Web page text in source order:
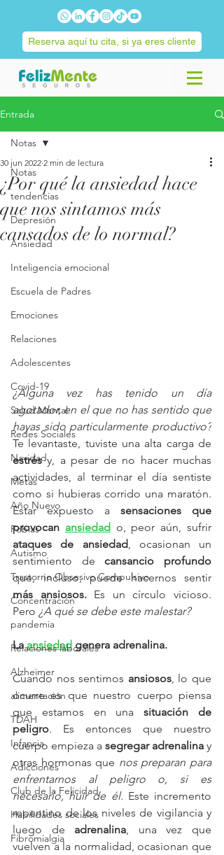
Reserva aquí tu cita, si ya eres cliente
Entrada
Notas
tendencias
Depresión
Ansiedad
Inteligencia emocional
Escuela de Padres
Emociones
Relaciones
Adolescentes
Covid-19
Salud Mental
Redes Sociales
Navidad
Metas
Año Nuevo
Fobias
Autismo
Trastorno Obsesivo Compulsivo
Concentración
pandemia
Relaciones laborales
Alzheimer
alimentación
TDAH
Infancia
Adicciones
Club de la Felicidad
Habilidades sociales
Fibromialgia
Notas
¿Por qué la ansiedad hace
que nos sintamos más
cansados de lo normal?
30 jun 2022 2 min de lectura
¿Alguna vez has tenido un día
agotador, en el que no has sentido que
hayas sido particularmente productivo?
estrés y, a pesar de no hacer muchas
actividades, al terminar el día sentiste
como si hubieras corrido una maratón.
Estar expuesto a sensaciones que
provocan ansiedad
ataques de ansiedad, ocasionan un
sentimiento de cansancio profundo
más ansiosos. Es un círculo vicioso.
Pero ¿A qué se debe este malestar?
La ansiedad genera adrenalina.
Cuando nos sentimos ansiosos, lo que
ocurre es que nuestro cuerpo piensa
que estamos en una situación de
peligro. Es entonces que nuestro
cuerpo empieza a segregar adrenalina y
otras hormonas que nos preparan para
enfrentarnos al peligro o, si es
necesario, huir de él. Este incremento
repentino de los niveles de vigilancia y
luego de adrenalina, una vez que
vuelven a la normalidad, ocasionan que